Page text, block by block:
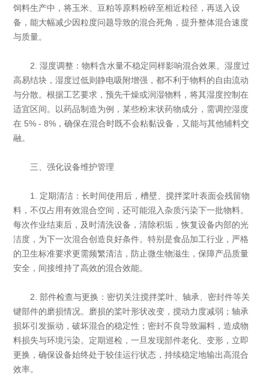
饲料生产中，将玉米、豆粕等原料粉碎至相近粒径，再送入设
备，能大幅减少因粒度问题导致的混合死角，提升整体混合速度
与质量。
2. 湿度调整：物料含水量不稳定同样影响混合效果。湿度过
高易结块，湿度过低则静电吸附增强，都不利于物料的自由流动
与分散。根据工艺要求，预先干燥或润湿物料，将其湿度控制在
适宜区间。以药品制造为例，某些粉末状药物成分，需调控湿度
在 5% - 8%，确保在混合时既不会粘黏设备，又能与其他辅料交
融。
三、强化设备维护管理
1. 定期清洁：长时间使用后，槽壁、搅拌桨叶表面会残留物
料，不仅占用有效混合空间，还可能混入杂质污染下一批物料。
每次作业结束后，及时清洗设备，清除积垢，恢复设备内部的光
洁度，为下一次混合创造良好条件。特别是食品加工行业，严格
的卫生标准要求更需频繁清洁，防止微生物滋生，保障产品质量
安全，间接维持了高效的混合效能。
2. 部件检查与更换：密切关注搅拌桨叶、轴承、密封件等关
键部件的磨损情况。磨损的桨叶形状改变，搅动力度减弱；轴承
损坏引发振动，破坏混合的稳定性；密封不良导致漏料，造成物
料损失与环境污染。定期巡检，一旦发现部件老化、变形，立即
更换，确保设备始终处于较佳运行状态，持续稳定地输出高混合
效率。